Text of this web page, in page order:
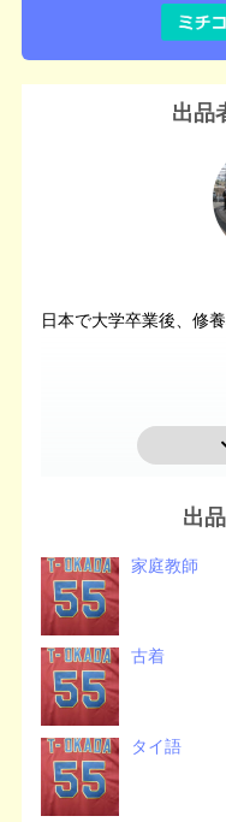
出品
日本で大学卒業後、修
出
家庭教師
古着
タイ語